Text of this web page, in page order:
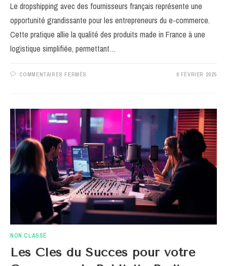
Le dropshipping avec des fournisseurs français représente une
opportunité grandissante pour les entrepreneurs du e-commerce.
Cette pratique allie la qualité des produits made in France à une
logistique simplifiée, permettant…
COMMENTAIRES FERMÉS
AVEC
FOURNISSEURS
FRANÇAIS
ET
BÂTIR
UN
PARTENARIAT
DURABLE
?
6 FÉVRIER 2025
NON CLASSÉ
Les Cles du Succes pour votre